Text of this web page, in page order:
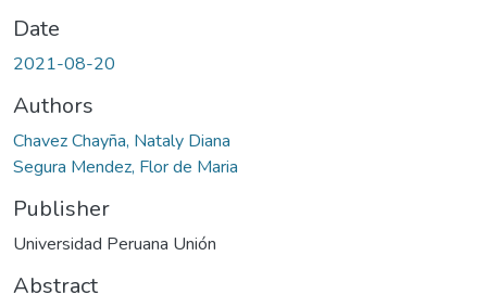
Date
2021-08-20
Authors
Chavez Chayña, Nataly Diana
Segura Mendez, Flor de Maria
Publisher
Universidad Peruana Unión
Abstract